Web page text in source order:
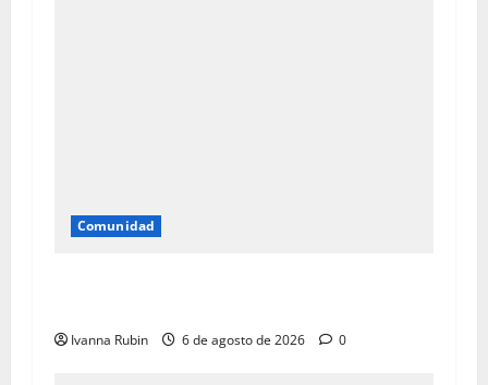
Comunidad
Ivanna Rubin 6 de agosto de 2026 0